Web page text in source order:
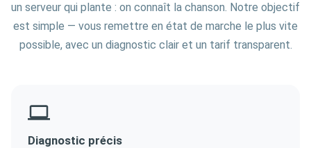
un serveur qui plante : on connaît la chanson. Notre objectif
est simple — vous remettre en état de marche le plus vite
possible, avec un diagnostic clair et un tarif transparent.
Diagnostic précis